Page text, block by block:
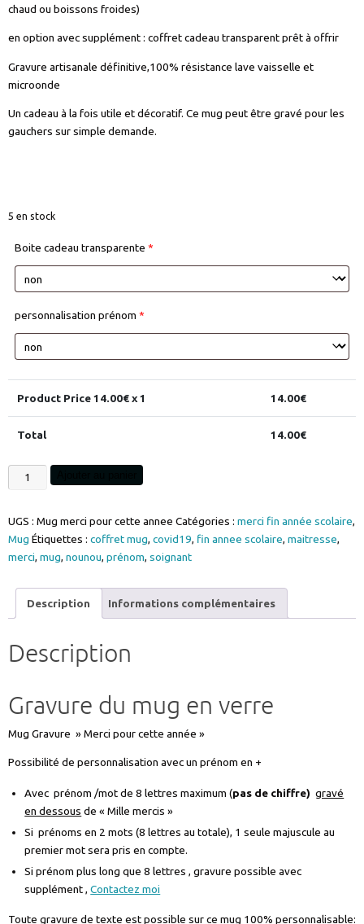
chaud ou boissons froides)
en option avec supplément : coffret cadeau transparent prêt à offrir
Gravure artisanale définitive,100% résistance lave vaisselle et
microonde
Un cadeau à la fois utile et décoratif. Ce mug peut être gravé pour les
gauchers sur simple demande.
5 en stock
Boite cadeau transparente *
personnalisation prénom *
Product Price14.00€ x 1 14.00€
Total 14.00€
quantité
de
merci
pour
cette
gravure
personnalisable
option
MUGMERCI3
UGS : Mug merci pour cette annee Catégories : merci fin année scolaire,
Mug Étiquettes : coffret mug, covid19, fin annee scolaire, maitresse,
merci, mug, nounou, prénom, soignant
Description Informations complémentaires
Description
Gravure du mug en verre
Mug Gravure » Merci pour cette année »
Possibilité de personnalisation avec un prénom en +
Avec prénom /mot de 8 lettres maximum (pas de chiffre) gravé
en dessous de « Mille mercis »
Si prénoms en 2 mots (8 lettres au totale), 1 seule majuscule au
premier mot sera pris en compte.
Si prénom plus long que 8 lettres , gravure possible avec
supplément ,Contactez moi
Toute gravure de texte est possible sur ce mug 100% personnalisable: